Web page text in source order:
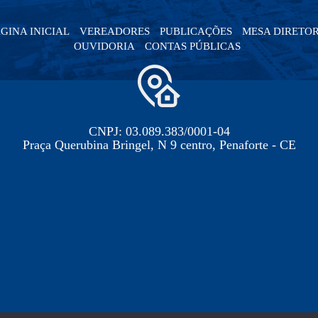
INICIAL VEREADORES PUBLICAÇÕES
MESA
OUVIDORIA
CONTAS PÚBLICAS
CNPJ: 03.089.383/0001-04
Praça Querubina Bringel, N 9 centro, Penaforte - CE